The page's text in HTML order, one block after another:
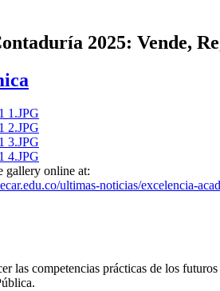
2025: Vende,
gallery online at:
ultimas-noticias/excelencia-
las competencias prácticas de los